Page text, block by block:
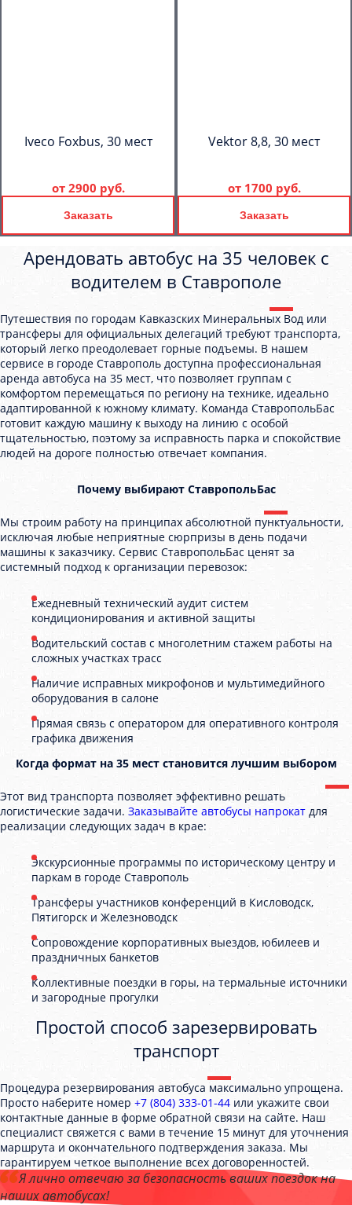
Iveco Foxbus, 30 мест
от 2900 руб.
Заказать
Vektor 8,8, 30 мест
от 1700 руб.
Заказать
Арендовать автобус на 35 человек с
водителем в Ставрополе
Путешествия по городам Кавказских Минеральных Вод или
трансферы для официальных делегаций требуют транспорта,
который легко преодолевает горные подъемы. В нашем
сервисе в городе Ставрополь доступна профессиональная
аренда автобуса на 35 мест, что позволяет группам с
комфортом перемещаться по региону на технике, идеально
адаптированной к южному климату. Команда СтавропольБас
готовит каждую машину к выходу на линию с особой
тщательностью, поэтому за исправность парка и спокойствие
людей на дороге полностью отвечает компания.
Почему выбирают СтавропольБас
Мы строим работу на принципах абсолютной пунктуальности,
исключая любые неприятные сюрпризы в день подачи
машины к заказчику. Сервис СтавропольБас ценят за
системный подход к организации перевозок:
Ежедневный технический аудит систем
кондиционирования и активной защиты
Водительский состав с многолетним стажем работы на
сложных участках трасс
Наличие исправных микрофонов и мультимедийного
оборудования в салоне
Прямая связь с оператором для оперативного контроля
графика движения
Когда формат на 35 мест становится лучшим выбором
Этот вид транспорта позволяет эффективно решать
логистические задачи. Заказывайте автобусы напрокат для
реализации следующих задач в крае:
Экскурсионные программы по историческому центру и
паркам в городе Ставрополь
Трансферы участников конференций в Кисловодск,
Пятигорск и Железноводск
Сопровождение корпоративных выездов, юбилеев и
праздничных банкетов
Коллективные поездки в горы, на термальные источники
и загородные прогулки
Простой способ зарезервировать
транспорт
Процедура резервирования автобуса максимально упрощена.
Просто наберите номер +7 (804) 333-01-44 или укажите свои
контактные данные в форме обратной связи на сайте. Наш
специалист свяжется с вами в течение 15 минут для уточнения
маршрута и окончательного подтверждения заказа. Мы
гарантируем четкое выполнение всех договоренностей.
Я лично отвечаю за безопасность ваших поездок на
наших автобусах!